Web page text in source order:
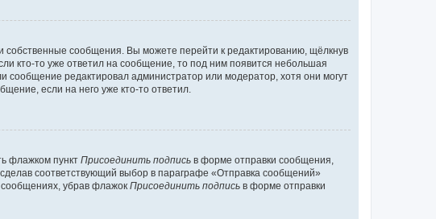
собственные сообщения. Вы можете перейти к редактированию, щёлкнув
кто-то уже ответил на сообщение, то под ним появится небольшая
сообщение редактировал администратор или модератор, хотя они могут
если на него уже кто-то ответил.
флажком пункт Присоединить подпись в форме отправки сообщения,
соответствующий выбор в параграфе «Отправка сообщений»
убрав флажок Присоединить подпись в форме отправки